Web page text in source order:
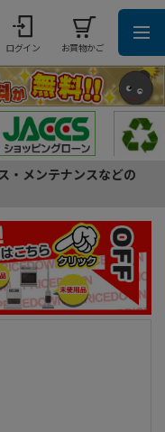
ログイン お買物かご
・メンテナンスなどの